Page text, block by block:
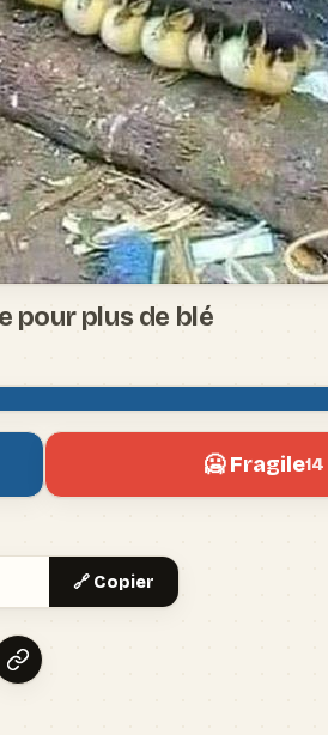
pour plus de blé
🥶 Fragile14
🔗 Copier